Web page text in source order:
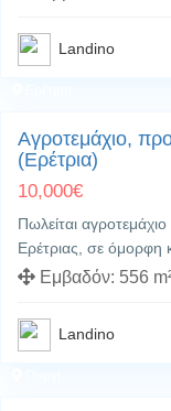
Landino
Αγροτεμάχιο,
(Ερέτρια)
10,000€
Πωλείται
Ερέτριας, σε όμορφη
Εμβαδόν: 556
Landino